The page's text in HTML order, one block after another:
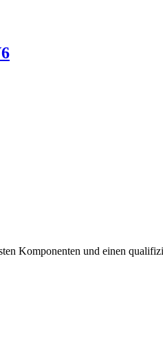
Komponenten und einen